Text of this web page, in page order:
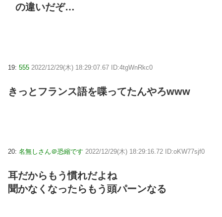
の違いだぞ…
19: 555 2022/12/29(木) 18:29:07.67 ID:4tgWnRkc0
きっとフランス語を喋ってたんやろwww
20: 名無しさん＠恐縮です 2022/12/29(木) 18:29:16.72 ID:oKW77sjf0
耳だからもう慣れだよね
聞かなくなったらもう頭パーンなる